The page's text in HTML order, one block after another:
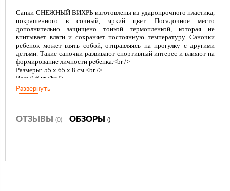
Санки СНЕЖНЫЙ ВИХРЬ изготовлены из ударопрочного пластика,
покрашенного в сочный, яркий цвет. Посадочное место
дополнительно защищено тонкой термопленкой, которая не
впитывает влаги и сохраняет постоянную температуру. Саночки
ребенок может взять собой, отправляясь на прогулку с другими
детьми. Такие саночки развивают спортивный интерес и влияют на
формирование личности ребенка.<br />
Размеры: 55 x 65 x 8 см.<br />
Вес: 0,6 кг.<br />
Развернуть
ОТЗЫВЫ (0) ОБЗОРЫ ()